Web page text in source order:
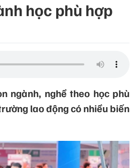
học phù hợp
ngành, nghề theo học phù
lao động có nhiều biến